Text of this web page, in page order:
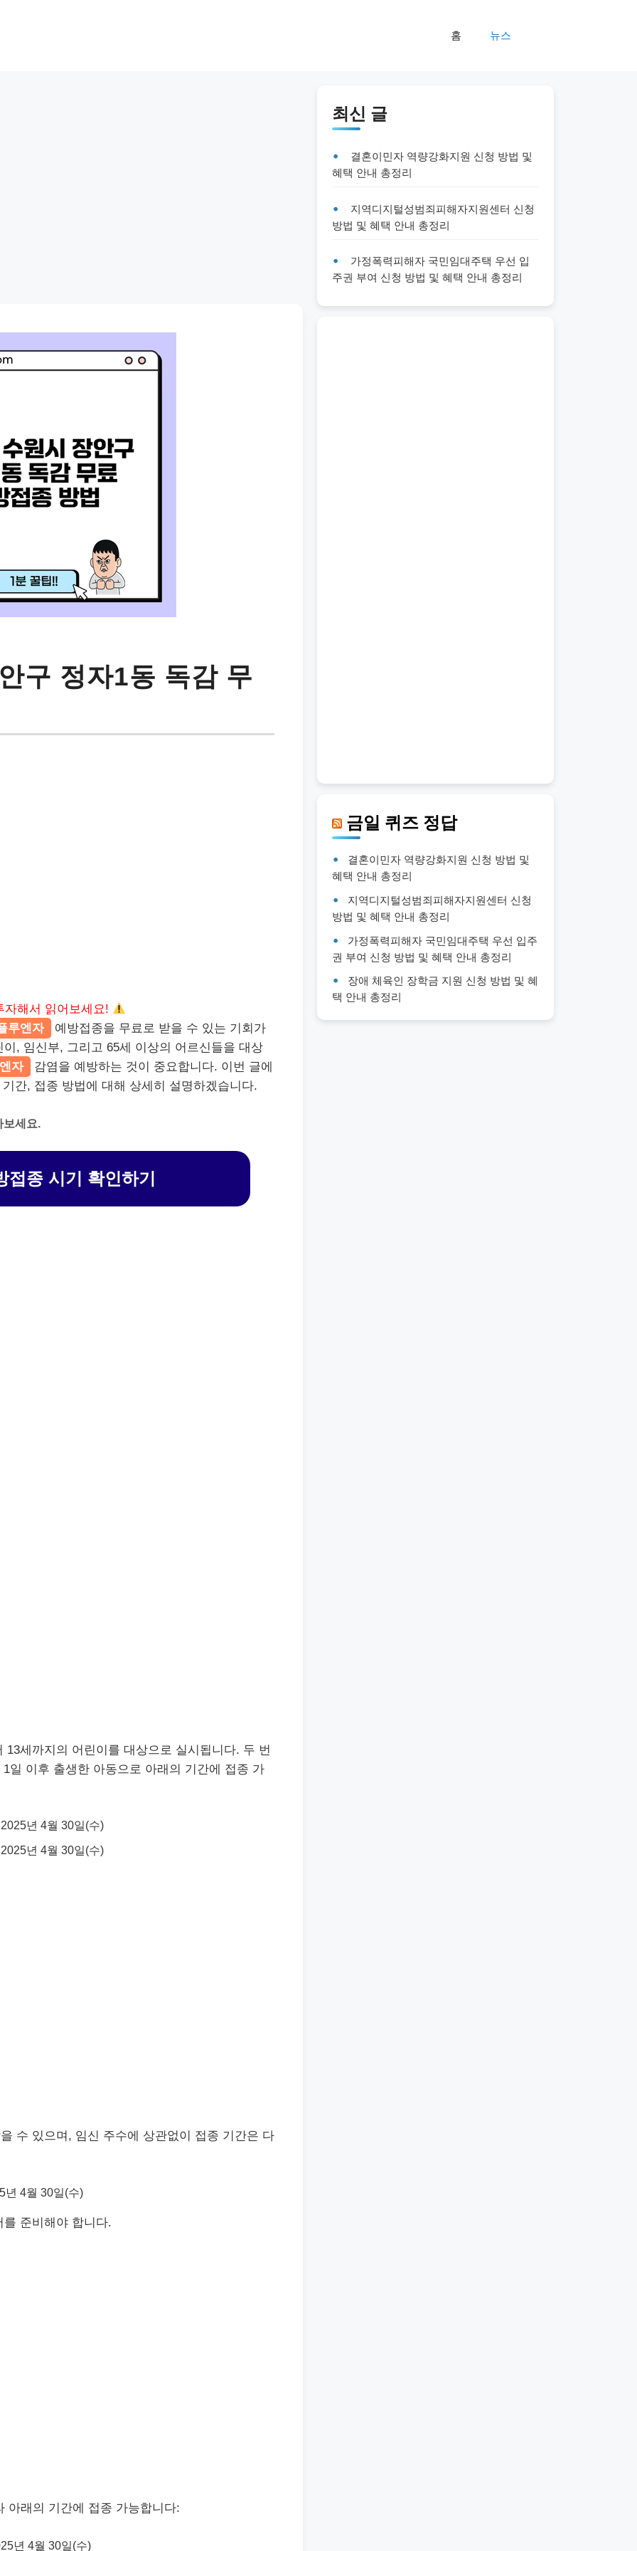
홈 뉴스
구 정자1동 독감 무
해서 읽어보세요!
루엔자
예방접종을 무료로 받을 수 있는 기회가
, 임신부, 그리고 65세 이상의 어르신들을 대상
자
감염을 예방하는 것이 중요합니다. 이번 글에
간, 접종 방법에 대해 상세히 설명하겠습니다.
세요.
종 시기 확인하기
세까지의 어린이를 대상으로 실시됩니다. 두 번
일 이후 출생한 아동으로 아래의 기간에 접종 가
년 4월 30일(수)
년 4월 30일(수)
수 있으며, 임신 주수에 상관없이 접종 기간은 다
년 4월 30일(수)
준비해야 합니다.
아래의 기간에 접종 가능합니다:
년 4월 30일(수)
최신 글
결혼이민자 역량강화지원 신청 방법 및
혜택 안내 총정리
지역디지털성범죄피해자지원센터 신청
방법 및 혜택 안내 총정리
가정폭력피해자 국민임대주택 우선 입
주권 부여 신청 방법 및 혜택 안내 총정리
금일 퀴즈 정답
결혼이민자 역량강화지원 신청 방법 및
혜택 안내 총정리
지역디지털성범죄피해자지원센터 신청
방법 및 혜택 안내 총정리
가정폭력피해자 국민임대주택 우선 입주
권 부여 신청 방법 및 혜택 안내 총정리
장애 체육인 장학금 지원 신청 방법 및 혜
택 안내 총정리